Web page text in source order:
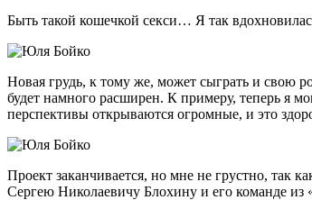
Быть такой кошечкой секси… Я так
Новая грудь, к тому же, может сыграть и свою
будет намного расширен. К примеру, теперь я
перспективы открываются огромные, и это
Проект заканчивается, но мне не грустно, так
Сергею Николаевичу Блохину и его команде